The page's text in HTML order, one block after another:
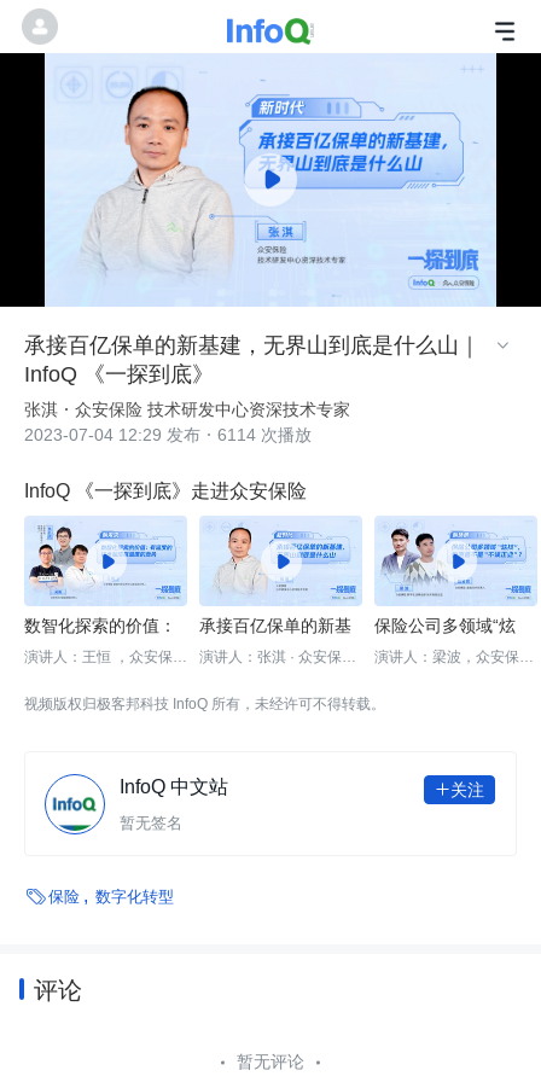
承接百亿保单的新基建，无界山到底是什么山｜
InfoQ 《一探到底》

张淇
众安保险 技术研发中心资深技术专家
2023-07-04 12:29 发布
6114 次播放
InfoQ 《一探到底》走进众安保险

数智化探索的价值：
有深度的技术加成有
《一探到底》
演讲人：王恒 ，众安保险
负责人 ；吴斯，众安保险

承接百亿保单的新基
建，无界山到底是什
到底》
演讲人：张淇 · 众安保险
家

保险公司多领域“炫
技”，到底是不是不务
到底》
演讲人：梁波，众安保险
视频版权归极客邦科技 InfoQ 所有，未经许可不得转载。
InfoQ 中文站 关注
暂无签名
保险 数字化转型
评论
暂无评论